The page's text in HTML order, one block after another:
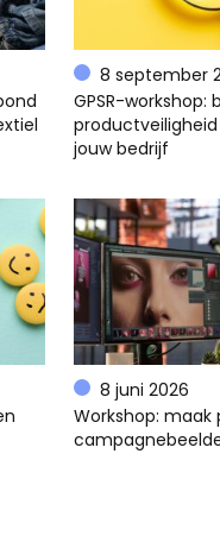
8 september
GPSR-workshop:
jouw bedrijf
8 juni 2026
Workshop: maak